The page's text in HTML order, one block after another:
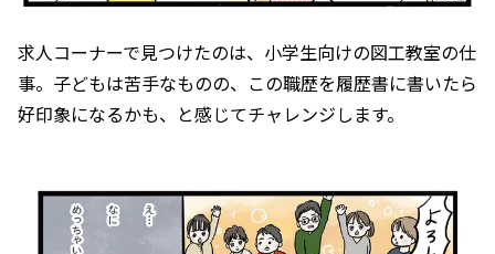
求人コーナーで見つけたのは、小学生向けの図工教室の仕
事。子どもは苦手なものの、この職歴を履歴書に書いたら
好印象になるかも、と感じてチャレンジします。